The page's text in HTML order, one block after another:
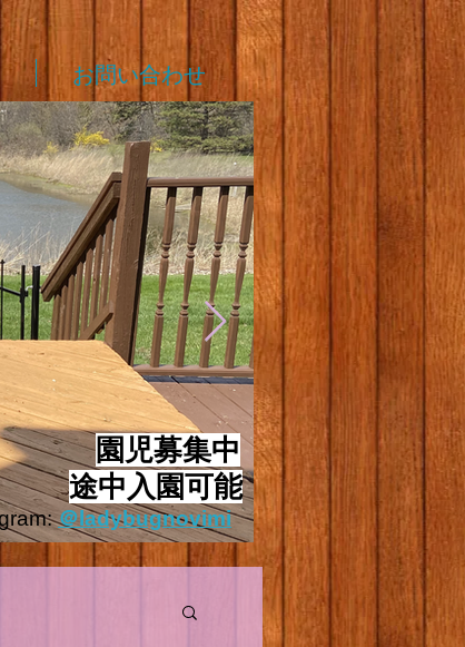
お問い合わせ
Outside.HEIC
園児募集中
途中入園可能
＠ladybugnovimi